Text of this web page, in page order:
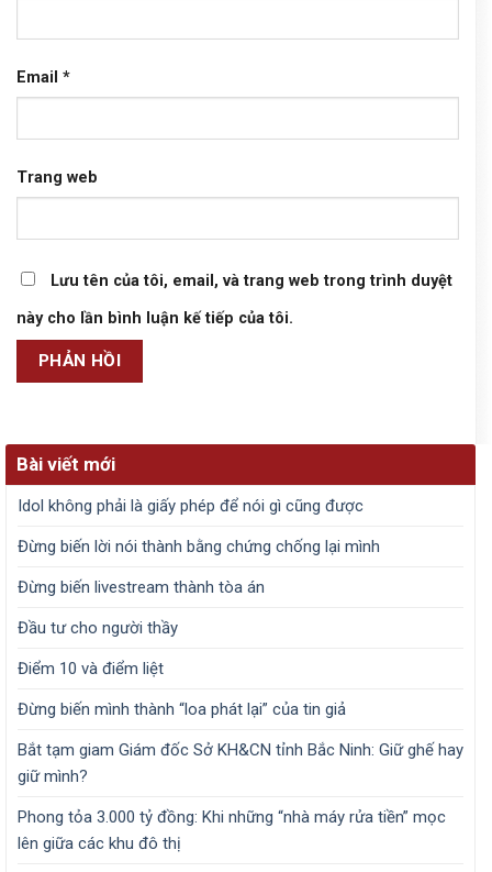
Email *
Trang web
Lưu tên của tôi, email, và trang web trong trình duyệt
này cho lần bình luận kế tiếp của tôi.
Bài viết mới
Idol không phải là giấy phép để nói gì cũng được
Đừng biến lời nói thành bằng chứng chống lại mình
Đừng biến livestream thành tòa án
Đầu tư cho người thầy
Điểm 10 và điểm liệt
Đừng biến mình thành “loa phát lại” của tin giả
Bắt tạm giam Giám đốc Sở KH&CN tỉnh Bắc Ninh: Giữ ghế hay
giữ mình?
Phong tỏa 3.000 tỷ đồng: Khi những “nhà máy rửa tiền” mọc
lên giữa các khu đô thị